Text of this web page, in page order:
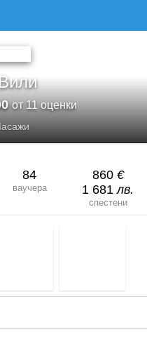
от 11 оценки
84
ваучера
860 €
1 681лв.
спестени